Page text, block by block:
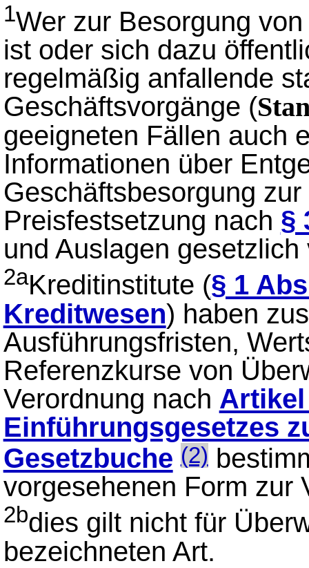
1Wer zur Besorgung
ist oder sich dazu
regelmäßig anfallende
Geschäftsvorgänge (
geeigneten Fällen auch
Informationen über
Geschäftsbesorgung
Preisfestsetzung nach §
und Auslagen
2aKreditinstitute (§ 1
Kreditwesen) haben
Ausführungsfristen,
Referenzkurse von
Verordnung nach Artikel
Einführungsgesetzes
Gesetzbuche (2)
vorgesehenen Form zur
2bdies gilt nicht für
bezeichneten Art.